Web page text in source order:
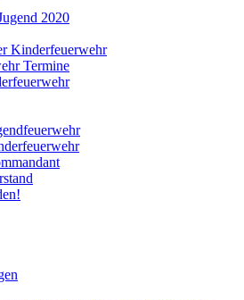
2020
Kinderfeuerwehr
Termine